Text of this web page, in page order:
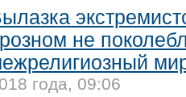
не
года, 09:06